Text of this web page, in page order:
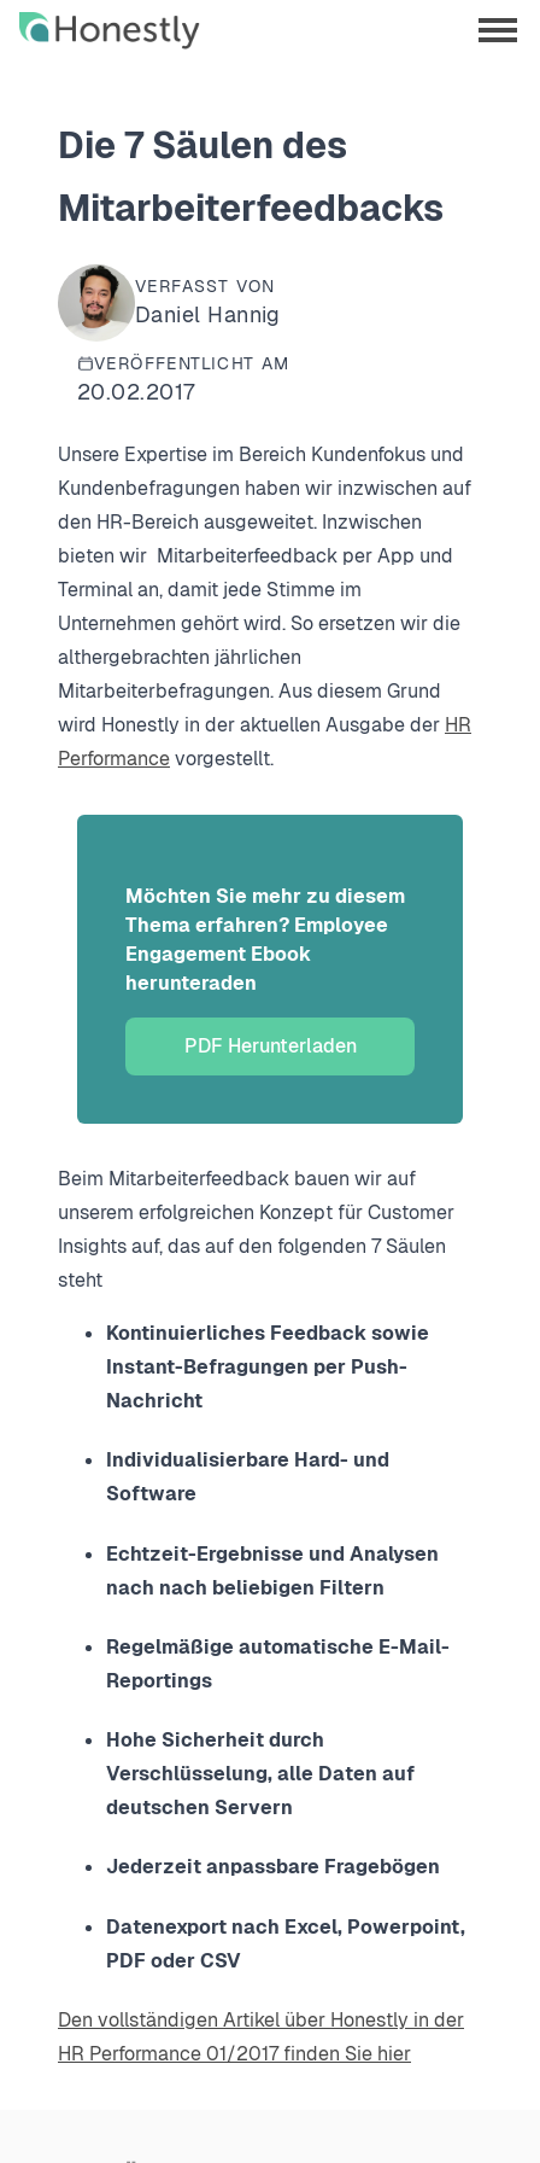
Skip
Skip
menu
Die 7 Säulen des
Mitarbeiterfeedbacks
VERFASST VON
Daniel Hannig
VERÖFFENTLICHT AM
20.02.2017
Unsere Expertise im Bereich Kundenfokus und
Kundenbefragungen haben wir inzwischen auf
den HR-Bereich ausgeweitet. Inzwischen
bieten wir Mitarbeiterfeedback per App und
Terminal an, damit jede Stimme im
Unternehmen gehört wird. So ersetzen wir die
althergebrachten jährlichen
Mitarbeiterbefragungen. Aus diesem Grund
wird Honestly in der aktuellen Ausgabe der HR
Performancevorgestellt.
Möchten Sie mehr zu diesem
Thema erfahren? Employee
Engagement Ebook
herunteraden
PDF Herunterladen
Beim Mitarbeiterfeedback bauen wir auf
unserem erfolgreichen Konzept für Customer
Insights auf, das auf den folgenden 7 Säulen
steht
Kontinuierliches Feedback sowie
Instant-Befragungen per Push-
Nachricht
Individualisierbare Hard- und
Software
Echtzeit-Ergebnisse und Analysen
nach nach beliebigen Filtern
Regelmäßige automatische E-Mail-
Reportings
Hohe Sicherheit durch
Verschlüsselung, alle Daten auf
deutschen Servern
Jederzeit anpassbare Fragebögen
Datenexport nach Excel, Powerpoint,
PDF oder CSV
Den vollständigen Artikel über Honestly in der
HR Performance 01/2017 finden Sie hier